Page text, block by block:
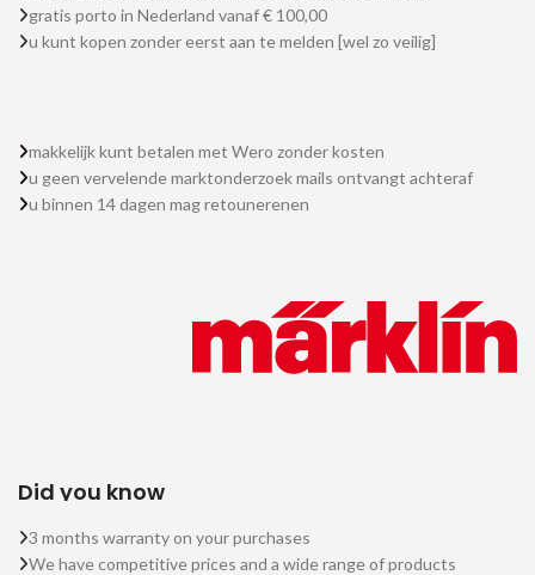
gratis porto in Nederland vanaf € 100,00
u kunt kopen zonder eerst aan te melden [wel zo veilig]
makkelijk kunt betalen met Wero zonder kosten
u geen vervelende marktonderzoek mails ontvangt achteraf
u binnen 14 dagen mag retounerenen
Did you know
3 months warranty on your purchases
We have competitive prices and a wide range of products